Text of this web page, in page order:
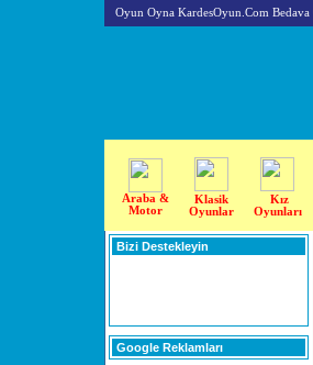
Oyun Oyna KardesOyun.Com
Araba &
Motor
Klasik
Oyunlar
Kız
Oyunları
Bizi Destekleyin
Google Reklamları